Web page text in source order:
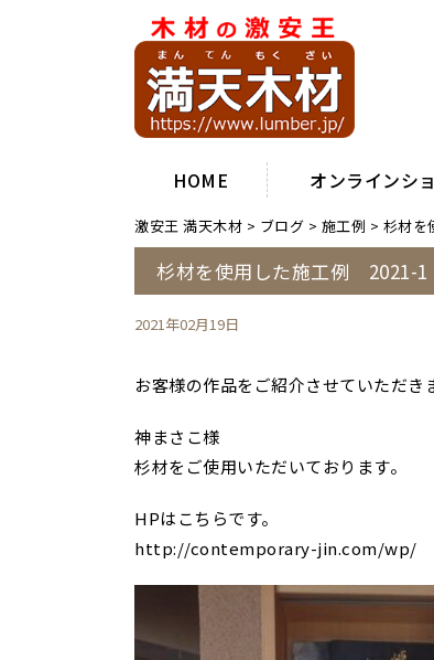
HOME オンラインシ
激安王 満天木材 > ブログ > 施工例 > 杉材を
杉材を使用した施工例 2021-1
2021年02月19日
お客様の作品をご紹介させていただき
神まさこ様
杉材をご使用いただいております。
HPはこちらです。
http://contemporary-jin.com/wp/